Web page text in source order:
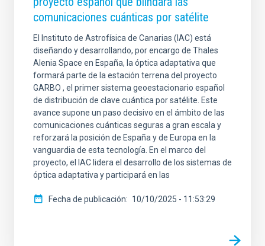
comunicaciones cuánticas por satélite
El Instituto de Astrofísica de Canarias (IAC) está
diseñando y desarrollando, por encargo de Thales
Alenia Space en España, la óptica adaptativa que
formará parte de la estación terrena del proyecto
GARBO , el primer sistema geoestacionario español
de distribución de clave cuántica por satélite. Este
avance supone un paso decisivo en el ámbito de las
comunicaciones cuánticas seguras a gran escala y
reforzará la posición de España y de Europa en la
vanguardia de esta tecnología. En el marco del
proyecto, el IAC lidera el desarrollo de los sistemas de
óptica adaptativa y participará en las
Fecha de publicación 10/10/2025 - 11:53:29